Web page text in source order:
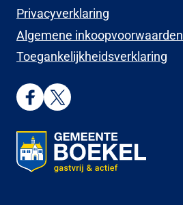
Privacyverklaring
Algemene inkoopvoorwaarden
Toegankelijkheidsverklaring